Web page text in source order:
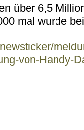
über 6,5
mal wurde
von-Handy-